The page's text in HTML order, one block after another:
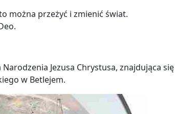
można przeżyć i zmienić świat.
Jezusa Chrystusa, znajdująca
w Betlejem.